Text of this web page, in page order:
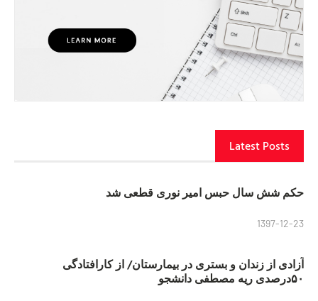
Latest Posts
حکم شش سال حبس امیر نوری قطعی شد
1397-12-23
آزادی از زندان و بستری در بیمارستان/ از کارافتادگی
۵۰درصدی ریه مصطفی دانشجو